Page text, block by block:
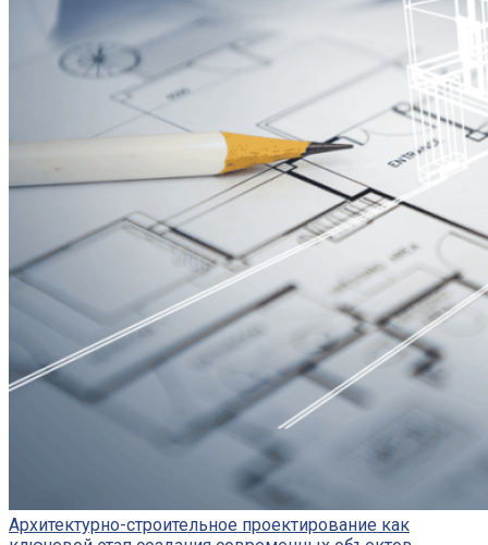
Архитектурно-строительное проектирование как